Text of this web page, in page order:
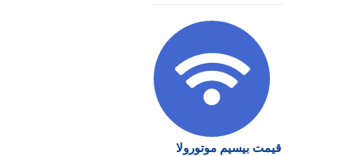
قیمت بیسیم موتورولا